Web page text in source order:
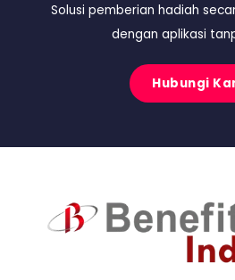
Solusi pemberian hadiah
dengan aplikasi
Hubungi